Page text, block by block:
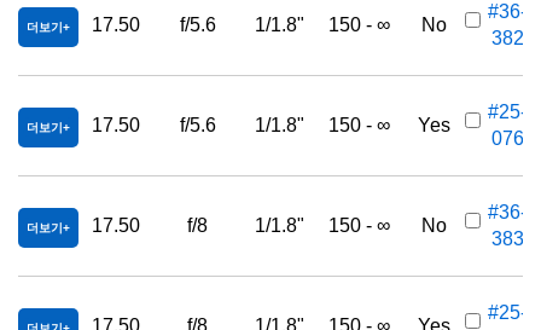
더보기 17.50 f/5.6 1/1.8" 150 - ∞ No
#36-
382
더보기 17.50 f/5.6 1/1.8" 150 - ∞ Yes
#25-
076
더보기 17.50 f/8 1/1.8" 150 - ∞ No
#36-
383
17.50 f/8 1/1.8" 150 - ∞ Yes
#25-